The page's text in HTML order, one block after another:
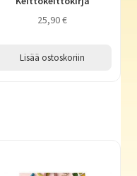
25,90€
Lisää ostoskoriin